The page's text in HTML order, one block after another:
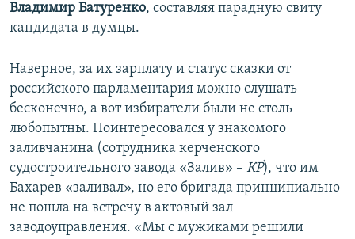
Владимир Батуренко, составляя парадную свиту
кандидата в думцы.
Наверное, за их зарплату и статус сказки от
российского парламентария можно слушать
бесконечно, а вот избиратели были не столь
любопытны. Поинтересовался у знакомого
заливчанина (сотрудника керченского
судостроительного завода «Залив» – КР), что им
Бахарев «заливал», но его бригада принципиально
не пошла на встречу в актовый зал
заводоуправления. «Мы с мужиками решили